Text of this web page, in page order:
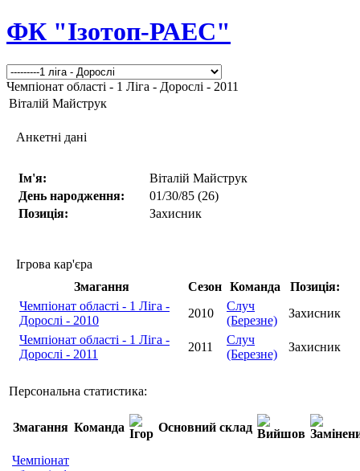
ФК "Ізотоп-РАЕС"
Чемпіонат області - 1 Ліга - Дорослі - 2011
Віталій Майструк
Анкетні дані
Ім'я:
Віталій Майструк
День народження:
01/30/85 (26)
Позиція:
Захисник
Ігрова кар'єра
Змагання
Сезон Команда
Позиція:
Чемпіонат області - 1 Ліга -
Дорослі - 2010
2010
Случ
(Березне)
Захисник
Чемпіонат області - 1 Ліга -
Дорослі - 2011
2011
Случ
(Березне)
Захисник
Персональна статистика:
Змагання Команда Основний склад
Чемпіонат